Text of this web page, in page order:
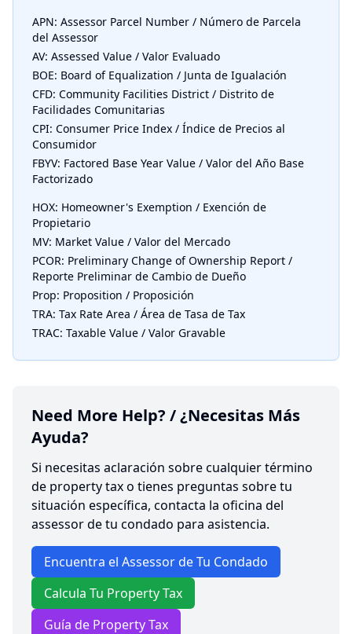
APN: Assessor Parcel Number / Número de Parcela
del Assessor
AV: Assessed Value / Valor Evaluado
BOE: Board of Equalization / Junta de Igualación
CFD: Community Facilities District / Distrito de
Facilidades Comunitarias
CPI: Consumer Price Index / Índice de Precios al
Consumidor
FBYV: Factored Base Year Value / Valor del Año Base
Factorizado
HOX: Homeowner's Exemption / Exención de
Propietario
MV: Market Value / Valor del Mercado
PCOR: Preliminary Change of Ownership Report /
Reporte Preliminar de Cambio de Dueño
Prop: Proposition / Proposición
TRA: Tax Rate Area / Área de Tasa de Tax
TRAC: Taxable Value / Valor Gravable
Need More Help? / ¿Necesitas Más
Ayuda?
Si necesitas aclaración sobre cualquier término
de property tax o tienes preguntas sobre tu
situación específica, contacta la oficina del
assessor de tu condado para asistencia.
Encuentra el Assessor de Tu Condado
Calcula Tu Property Tax
Guía de Property Tax